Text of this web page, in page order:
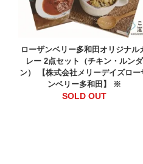
ローザンベリー多和田オリジナル
レー 2点セット（チキン・ルンダ
ン） 【株式会社メリーデイズロー
ンベリー多和田】 ※
SOLD OUT